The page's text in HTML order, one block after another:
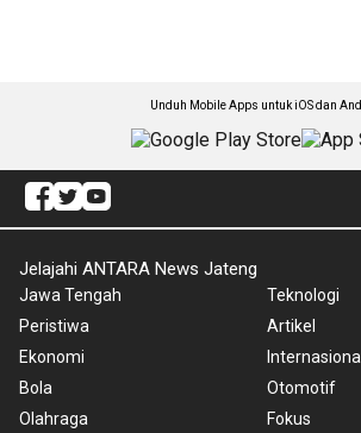
Unduh Mobile Apps untuk iOS dan
Jelajahi ANTARA News Jateng
Jawa Tengah
Peristiwa
Ekonomi
Bola
Olahraga
Teknologi
Artikel
Internasional
Otomotif
Fokus